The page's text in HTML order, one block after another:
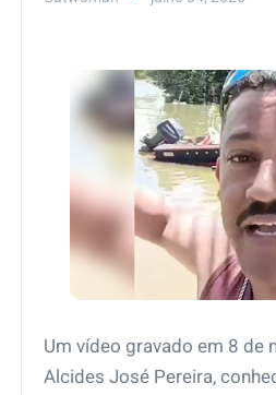
Um vídeo gravado em 8 de
Alcides José Pereira,